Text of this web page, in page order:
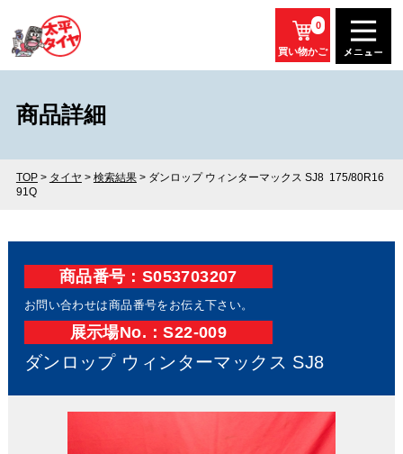
0
買い物かご
商品詳細
TOP> タイヤ > 検索結果> ダンロップ ウィンターマックス SJ8 175/80R16
91Q
商品番号：S053703207
お問い合わせは商品番号をお伝え下さい。
展⽰場No.：S22-009
ダンロップ ウィンターマックス SJ8